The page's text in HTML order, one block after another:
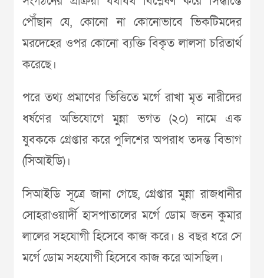
পৌঁছান যে, কোনো না কোনোভাবে ভিকটিমদের
মরদেহের ওপর কোনো ব্যক্তি বিকৃত লালসা চরিতার্থ
করেছে।
পরে তথ্য প্রমাণের ভিত্তিতে মর্গে রাখা মৃত নারীদের
ধর্ষণের অভিযোগে মুন্না ভগত (২০) নামে এক
যুবককে গ্রেপ্তার করে পুলিশের অপরাধ তদন্ত বিভাগ
(সিআইডি)।
সিআইডি সূত্রে জানা গেছে, গ্রেপ্তার মুন্না রাজধানীর
সোহরাওয়ার্দী হাসপাতালের মর্গে ডোম জতন কুমার
লালের সহযোগী হিসেবে কাজ করে। ৪ বছর ধরে সে
মর্গে ডোম সহযোগী হিসেবে কাজ করে আসছিল।